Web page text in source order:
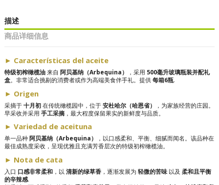
描述
商品详细信息
► Características del aceite
特级初榨橄榄油来自 阿贝基纳（Arbequina） ，采用 500毫升玻璃瓶装并配礼
盒。非常适合挑剔的消费者或作为高端美食伴手礼。提供每箱6瓶.
► Origen
采摘于十月初在传统橄榄园中，位于安杜哈尔（哈恩省）
，为家族经营的庄园。
早采收并采用 手工采摘，最大程度保留果实的新鲜度与品质。
► Variedad de aceituna
单一品种阿贝基纳（Arbequina）
，以口感柔和、平衡、细腻而闻名。该品种在
最佳成熟度采收，呈现优雅且充满芳香层次的特级初榨橄榄油。
► Nota de cata
入口 口感非常柔和 ，以 清新的绿草香 ，逐渐发展为 轻微的苦味 以及 柔和且平衡
的辛辣感.